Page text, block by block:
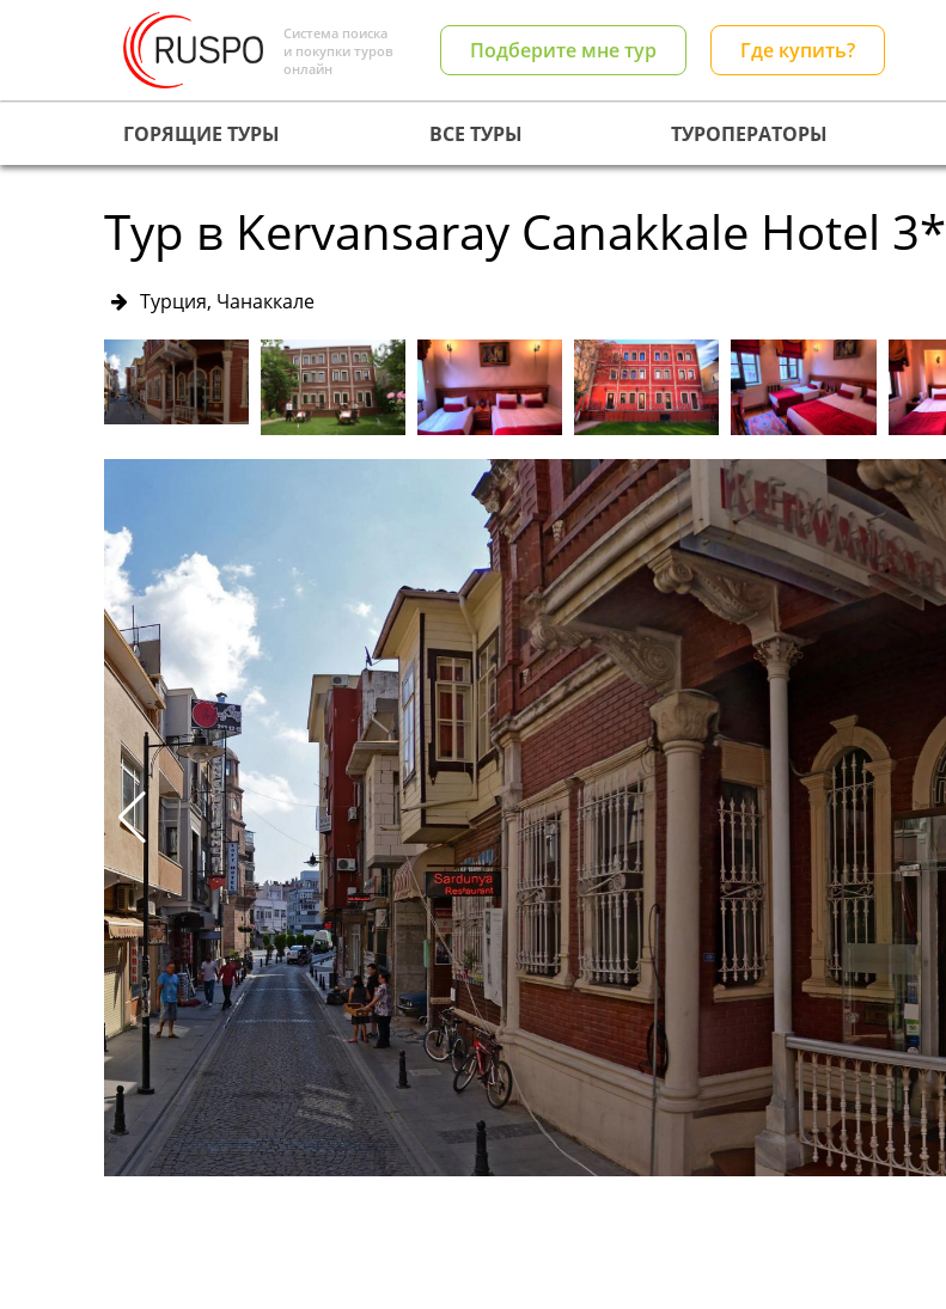
Система поиска
и покупки туров
онлайн
Подберите мне тур Где купить?
ГОРЯЩИЕ ТУРЫ ВСЕ ТУРЫ ТУРОПЕРАТОРЫ
Тур в Kervansaray Canakkale Hotel 3*
Турция, Чанаккале